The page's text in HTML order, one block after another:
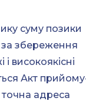
суму позики
за збереження
високоякісні
Акт
точна адреса